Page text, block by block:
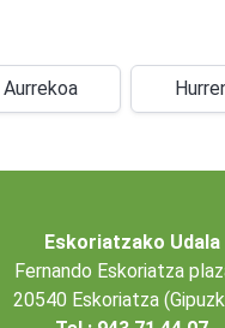
Aurrekoa
Eskoriatzako Udala
Fernando Eskoriatza
20540 Eskoriatza